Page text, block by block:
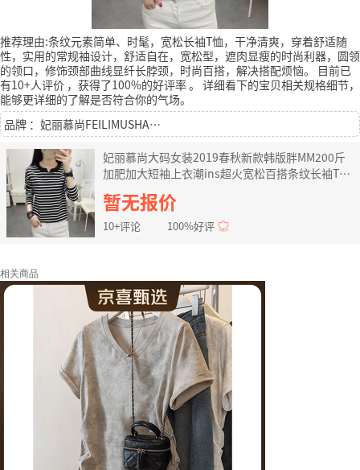
推荐理由:条纹元素简单、时髦，宽松长袖T恤，干净清爽，穿着舒适随
性，实用的常规袖设计，舒适自在，宽松型，遮肉显瘦的时尚利器，圆领
的领口，修饰颈部曲线显纤长脖颈，时尚百搭，解决搭配烦恼。
目前已
有10+人评价 ，获得了100%的好评率。 详细看下的宝贝相关规格细节，
能够更详细的了解是否符合你的气场。
品牌 ：妃丽慕尚FEILIMUSHANG
妃丽慕尚大码女装2019春秋新款韩版胖MM200斤
加肥加大短袖上衣潮ins超火宽松百搭条纹长袖T恤
女 704黑色 4XL 建议155-170斤
暂无报价
10+评论 100%好评
相关商品